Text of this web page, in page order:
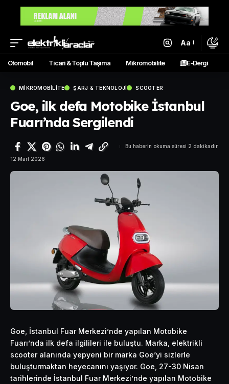
Aa
Otomobil Ticari & Toplu Taşıma Mikromobilite E-Dergi
MIKROMOBILITE ŞARJ & TEKNOLOJI SCOOTER
Goe, ilk defa Motobike İstanbul
Fuarı’nda Sergilendi
12 Mart 2026
Bu haberin okuma süresi 2 dakikadır.
Goe, İstanbul Fuar Merkezi’nde yapılan Motobike
Fuarı’nda ilk defa ilgilileri ile buluştu. Marka, elektrikli
scooter alanında yepyeni bir marka Goe’yi sizlerle
buluşturmaktan heyecanını yaşıyor. Goe, 27-30 Nisan
tarihlerinde İstanbul Fuar Merkezi’nde yapılan Motobike